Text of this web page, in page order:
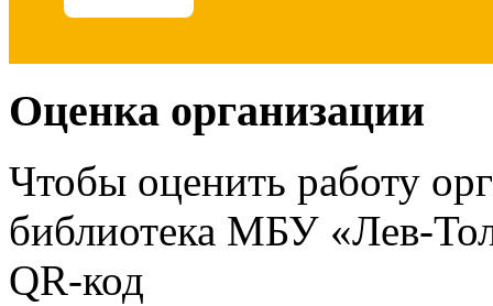
Оценка организации
Чтобы оценить работу
библиотека МБУ «Лев-
QR-код